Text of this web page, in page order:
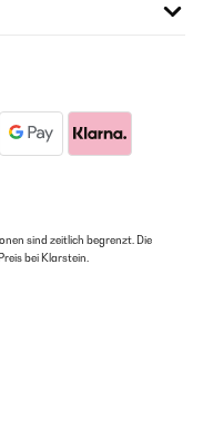
sind zeitlich begrenzt. Die
bei Klarstein.